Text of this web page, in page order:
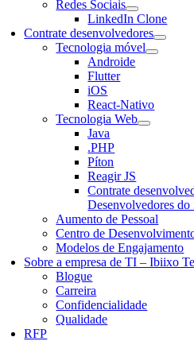
Redes Sociais
LinkedIn Clone
Contrate desenvolvedores
Tecnologia móvel
Androide
Flutter
iOS
React-Nativo
Tecnologia Web
Java
.PHP
Píton
Reagir JS
Contrate
Desenvolvedores do
Aumento de Pessoal
Centro de
Modelos de Engajamento
Sobre a empresa de TI – Ibiixo
Blogue
Carreira
Confidencialidade
Qualidade
RFP